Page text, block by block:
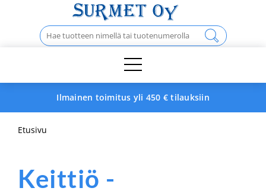
Haku:
Ilmainen toimitus yli 450 € tilauksiin
Etusivu
Keittiö -